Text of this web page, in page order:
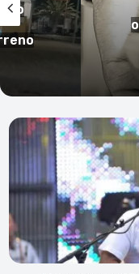
Morreu
aos
Jacob
Desvarieux,
co-
fundador
dos